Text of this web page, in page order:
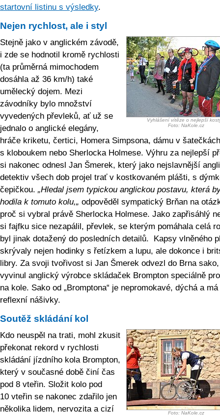
startovní listinu s výsledky.
Nejen rychlost, ale i styl
Vyhlášení vítěze o nejlepší
Foto: NaKole.cz
Stejně jako v anglickém závodě,
i zde se hodnotil kromě rychlosti
(ta průměrná mimochodem
dosáhla až 36 km/h) také
umělecký dojem. Mezi
závodníky bylo množství
vyvedených převleků, ať už se
jednalo o anglické elegány,
hráče kriketu, čertici, Homera Simpsona, dámu v šatečkách
s kloboukem nebo Sherlocka Holmese. Výhru za nejlepší
si nakonec odnesl Jan Šmerek, který jako nejslavnější
detektiv všech dob projel trať v kostkovaném plášti, s
čepičkou. „Hledal jsem typickou anglickou postavu, která
hodila k tomuto kolu,„ odpověděl sympatický Brňan na
proč si vybral právě Sherlocka Holmese. Jako zapřisáhlý
si fajfku sice nezapálil, převlek, se kterým pomáhala celá
byl jinak dotažený do posledních detailů. Kapsy vlněného
skrývaly nejen hodinky s řetízkem a lupu, ale dokonce i
libry. Za svoji tvořivost si Jan Šmerek odvezl do Brna
vyvinul anglický výrobce skládaček Brompton speciálně
na kole. Sako od „Bromptona“ je nepromokavé, dýchá a má
reflexní nášivky.
Soutěž skládání kol
Foto: NaKole.cz
Kdo neuspěl na trati, mohl zkusit
překonat rekord v rychlosti
skládání jízdního kola Brompton,
který v současné době činí čas
pod 8 vteřin. Složit kolo pod
10 vteřin se nakonec zdařilo jen
několika lidem, nervozita a cizí